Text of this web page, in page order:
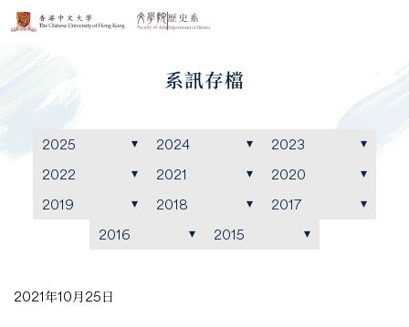
系訊存檔
2025 2024
2023
2022
2021
2020
2019
2018
2017
2016
2015
2021年10月25日